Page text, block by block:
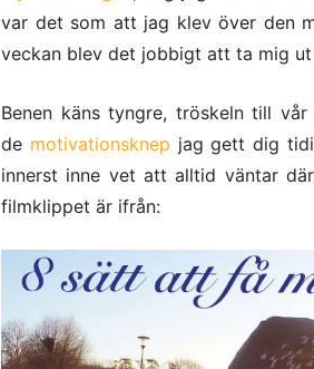
var det som att jag klev över den
veckan blev det jobbigt att ta mig
Benen käns tyngre, tröskeln till
de motivationsknep jag gett dig
innerst inne vet att alltid väntar
filmklippet är ifrån: